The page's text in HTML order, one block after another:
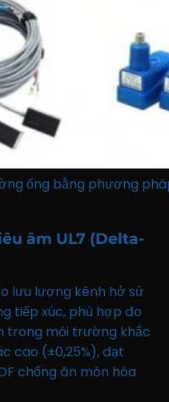
ống bằng phương
âm UL7 (Delta-
lưu lượng kênh hở sử
tiếp xúc, phù hợp đo
trong môi trường khắc
cao (±0,25%), đạt
chống ăn mòn hóa